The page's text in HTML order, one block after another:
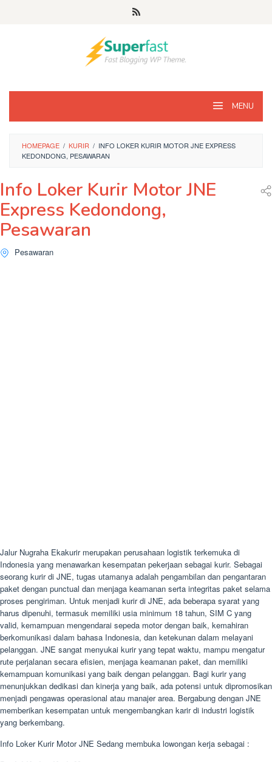
MENU
HOMEPAGE / KURIR / INFO LOKER KURIR MOTOR JNE EXPRESS
KEDONDONG, PESAWARAN
Info Loker Kurir Motor JNE
Express Kedondong,
Pesawaran
Pesawaran
Jalur Nugraha Ekakurir merupakan perusahaan logistik terkemuka di
Indonesia yang menawarkan kesempatan pekerjaan sebagai kurir. Sebagai
seorang kurir di JNE, tugas utamanya adalah pengambilan dan pengantaran
paket dengan punctual dan menjaga keamanan serta integritas paket selama
proses pengiriman. Untuk menjadi kurir di JNE, ada beberapa syarat yang
harus dipenuhi, termasuk memiliki usia minimum 18 tahun, SIM C yang
valid, kemampuan mengendarai sepeda motor dengan baik, kemahiran
berkomunikasi dalam bahasa Indonesia, dan ketekunan dalam melayani
pelanggan. JNE sangat menyukai kurir yang tepat waktu, mampu mengatur
rute perjalanan secara efisien, menjaga keamanan paket, dan memiliki
kemampuan komunikasi yang baik dengan pelanggan. Bagi kurir yang
menunjukkan dedikasi dan kinerja yang baik, ada potensi untuk dipromosikan
menjadi pengawas operasional atau manajer area. Bergabung dengan JNE
memberikan kesempatan untuk mengembangkan karir di industri logistik
yang berkembang.
Info Loker Kurir Motor JNE Sedang membuka lowongan kerja sebagai :